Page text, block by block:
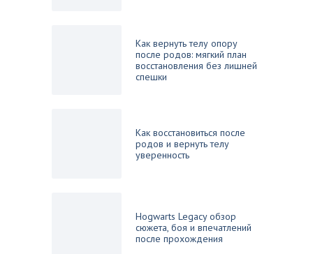
Как вернуть телу опору
после родов: мягкий план
восстановления без лишней
спешки
Как восстановиться после
родов и вернуть телу
уверенность
Hogwarts Legacy обзор
сюжета, боя и впечатлений
после прохождения